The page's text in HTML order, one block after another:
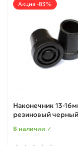
Акция -83%
Наконечник 13-
резиновый
В наличии ✓